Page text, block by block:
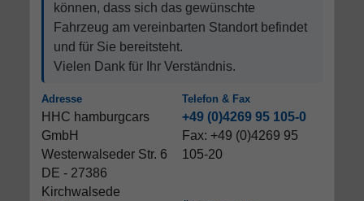
können, dass sich das gewünschte
Fahrzeug am vereinbarten Standort befindet
und für Sie bereitsteht.
Vielen Dank für Ihr Verständnis.
Adresse
HHC hamburgcars
GmbH
Westerwalseder Str. 6
DE - 27386
Kirchwalsede
Telefon & Fax
+49 (0)4269 95 105-0
Fax: +49 (0)4269 95
105-20